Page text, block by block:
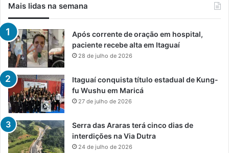
Mais lidas na semana
Após corrente de oração em hospital,
paciente recebe alta em Itaguaí
28 de julho de 2026
Itaguaí conquista título estadual de Kung-
fu Wushu em Maricá
27 de julho de 2026
Serra das Araras terá cinco dias de
interdições na Via Dutra
24 de julho de 2026